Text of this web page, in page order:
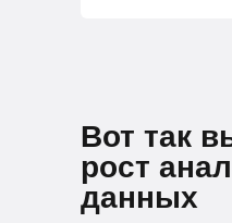
Вот так
рост
данных
Python-
По данным